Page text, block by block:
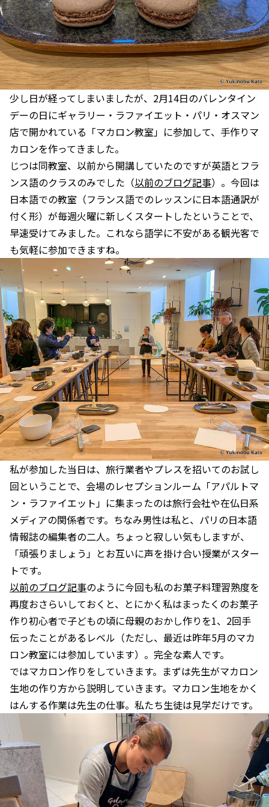
少し日が経ってしまいましたが、2月14日のバレンタイン
デーの日にギャラリー・ラファイエット・パリ・オスマン
店で開かれている「マカロン教室」に参加して、手作りマ
カロンを作ってきました。
じつは同教室、以前から開講していたのですが英語とフラ
ンス語のクラスのみでした（以前のブログ記事）。今回は
日本語での教室（フランス語でのレッスンに日本語通訳が
付く形）が毎週火曜に新しくスタートしたということで、
早速受けてみました。これなら語学に不安がある観光客で
も気軽に参加できますね。
私が参加した当日は、旅行業者やプレスを招いてのお試し
回ということで、会場のレセプションルーム「アパルトマ
ン・ラファイエット」に集まったのは旅行会社や在仏日系
メディアの関係者です。ちなみ男性は私と、パリの日本語
情報誌の編集者の二人。ちょっと寂しい気もしますが、
「頑張りましょう」とお互いに声を掛け合い授業がスター
トです。
以前のブログ記事のように今回も私のお菓子料理習熟度を
再度おさらいしておくと、とにかく私はまったくのお菓子
作り初心者で子どもの頃に母親のおかし作りを1、2回手
伝ったことがあるレベル（ただし、最近は昨年5月のマカ
ロン教室には参加しています）。完全な素人です。
ではマカロン作りをしていきます。まずは先生がマカロン
生地の作り方から説明していきます。マカロン生地をかく
はんする作業は先生の仕事。私たち生徒は見学だけです。